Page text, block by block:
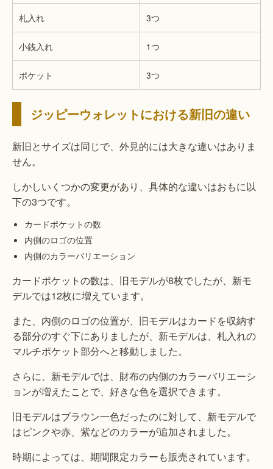
札入れ 3つ
小銭入れ 1つ
ポケット 3つ
ジッピーウォレットにおける新旧の違い
新旧とサイズは同じで、外見的には大きな違いはありま
せん。
しかしいくつかの変更があり、具体的な違いはおもに以
下の3つです。
カードポケットの数
内側のロゴの位置
内側のカラーバリエーション
カードポケットの数は、旧モデルが8枚でしたが、新モ
デルでは12枚に増えています。
また、内側のロゴの位置が、旧モデルはカードを収納す
る部分のすぐ下にありましたが、新モデルは、札入れの
マルチポケット部分へと移動しました。
さらに、新モデルでは、財布の内側のカラーバリエーシ
ョンが増えたことで、好きな色を選択できます。
旧モデルはブラウン一色だったのに対して、新モデルで
はピンクや赤、紫などのカラーが追加されました。
時期によっては、期間限定カラーも販売されています。